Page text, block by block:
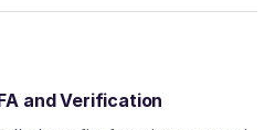
and Verification